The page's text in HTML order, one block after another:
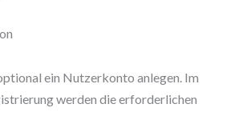
ein Nutzerkonto anlegen. Im
werden die erforderlichen